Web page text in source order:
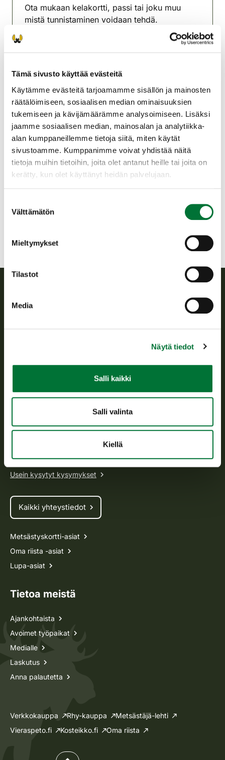
Tämä sivusto käyttää evästeitä
Käytämme evästeitä tarjoamamme sisällön ja mainosten
räätälöimiseen, sosiaalisen median ominaisuuksien
tukemiseen ja kävijämäärämme analysoimiseen. Lisäksi
jaamme sosiaalisen median, mainosalan ja analytiikka-
alan kumppaneillemme tietoja siitä, miten käytät
sivustoamme. Kumppanimme voivat yhdistää näitä
tietoja muihin tietoihin, joita olet antanut heille tai joita on
kerätty, kun olet käyttänyt heidän palvelujaan.
valinta
Välttämätön
Mieltymykset
Tilastot
Media
Näytä tiedot
Salli kaikki
Salli valinta
Kiellä
Ota mukaan kelakortti, passi tai joku muu
mistä tunnistaminen voidaan tehdä.
omariistaverkkomaksu.
Tutkinto tehdään sähköisesti, omalla
Varmista akkujen kesto laitteissa.
PAKOLLINEN ENNAKKOILMOITTAUTUMINEN
OMARIISTAN TAPAHTUMAN KAUTTA.
Perniön seudun riistanhoitoyhdistys
Varsinais-Suomi
Suomen riistakeskus
Suomen riistakeskus edistää kestävää riistataloutta, tukee
toimeenpanosta sekä vastaa sille säädetyistä julkisista
Avoinna arkipäivisin klo 9-15.
asiakaspalvelu@riista.fi
Usein kysytyt kysymykset
Kaikki yhteystiedot
Metsästyskortti-asiat
Oma riista -asiat
Lupa-asiat
Tietoa meistä
Ajankohtaista
Avoimet työpaikat
Medialle
Laskutus
Anna palautetta
Verkkokauppa Rhy-kauppa
Metsästäjä-lehti
Vieraspeto.fi
Kosteikko.fi Oma riista